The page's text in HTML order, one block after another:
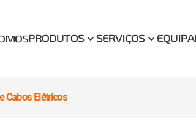
PRODUTOS SERVIÇOS
Cabos Elétricos